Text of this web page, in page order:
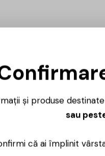
și produse
sau
că ai împlinit